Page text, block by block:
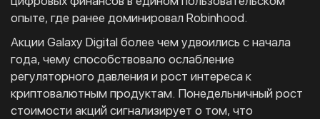
опыте, где ранее доминировал Robinhood.
Акции Galaxy Digital более чем удвоились с начала
года, чему способствовало ослабление
регуляторного давления и рост интереса к
криптовалютным продуктам. Понедельничный рост
стоимости акций сигнализирует о том, что